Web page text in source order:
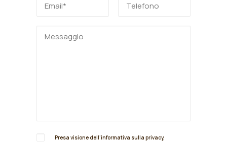
Presa visione dell'informativa sulla privacy,